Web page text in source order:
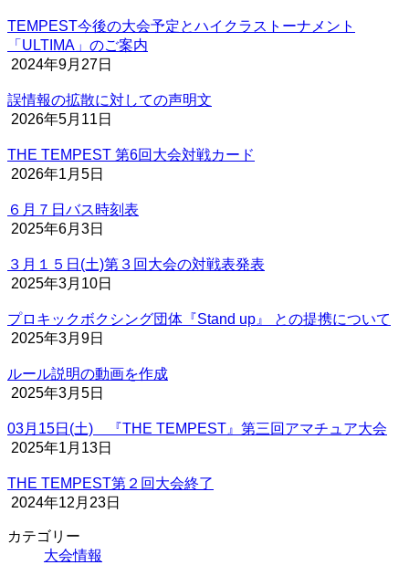
TEMPEST今後の大会予定とハイクラストーナメント
「ULTIMA」のご案内
2024年9月27日
誤情報の拡散に対しての声明文
2026年5月11日
THE TEMPEST 第6回大会対戦カード
2026年1月5日
６月７日バス時刻表
2025年6月3日
３月１５日(土)第３回大会の対戦表発表
2025年3月10日
プロキックボクシング団体『Stand up』 との提携について
2025年3月9日
ルール説明の動画を作成
2025年3月5日
03月15日(土) 『THE TEMPEST』第三回アマチュア大会
2025年1月13日
THE TEMPEST第２回大会終了
2024年12月23日
カテゴリー
大会情報